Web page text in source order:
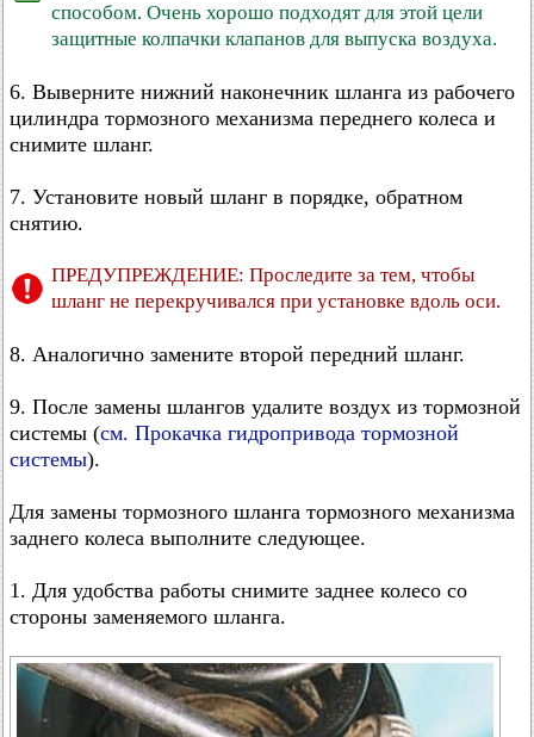
способом. Очень хорошо подходят для этой цели
защитные колпачки клапанов для выпуска воздуха.
6. Выверните нижний наконечник шланга из рабочего
цилиндра тормозного механизма переднего колеса и
снимите шланг.
7. Установите новый шланг в порядке, обратном
снятию.
ПРЕДУПРЕЖДЕНИЕ: Проследите за тем, чтобы
шланг не перекручивался при установке вдоль оси.
8. Аналогично замените второй передний шланг.
9. После замены шлангов удалите воздух из тормозной
системы (см. Прокачка гидропривода тормозной
системы).
Для замены тормозного шланга тормозного механизма
заднего колеса выполните следующее.
1. Для удобства работы снимите заднее колесо со
стороны заменяемого шланга.